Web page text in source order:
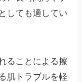
しても適してい
ることによる擦
肌トラブルを軽